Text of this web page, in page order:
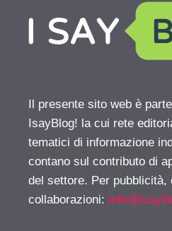
Il presente sito web è
IsayBlog! la cui rete
tematici di informazione
contano sul contributo di
del settore. Per pubblicità,
collaborazioni: